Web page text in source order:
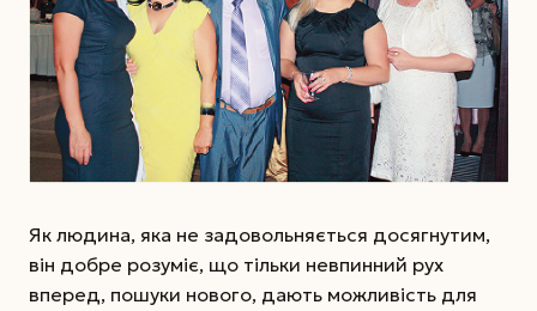
Як людина, яка не задовольняється досягнутим,
він добре розуміє, що тільки невпинний рух
вперед, пошуки нового, дають можливість для